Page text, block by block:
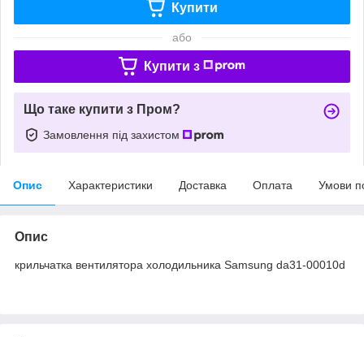
Купити
або
Купити з
Що таке купити з Пром?
Замовлення під захистом
Опис Характеристики Доставка Оплата Умови
Опис
крильчатка вентилятора холодильника Samsung da31-00010d